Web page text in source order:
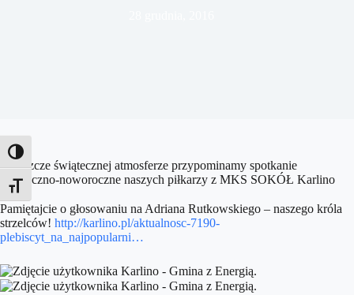
Toggle High Contrast
Toggle Font size
W jeszcze świątecznej atmosferze przypominamy spotkanie
świąteczno-noworoczne naszych piłkarzy z MKS SOKÓŁ Karlino
😉
Pamiętajcie o głosowaniu na Adriana Rutkowskiego – naszego króla
strzelców! http://karlino.pl/aktualnosc-7190-
plebiscyt_na_najpopularni…